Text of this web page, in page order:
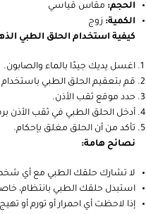
الحجم: مقاس قياسي
الكمية: زوج
كيفية استخدام الحلق الطبي
اغسل يديك جيدًا بالماء والصابون.
قم بتعقيم الحلق الطبي باستخدام
حدد موقع ثقب الأذن.
أدخل الحلق الطبي في ثقب الأذن
تأكد من أن الحلق مغلق بإحكام.
نصائح هامة:
لا تشارك حلقك الطبي مع أي
استبدل حلقك الطبي بانتظام،
إذا لاحظت أي احمرار أو تورم أو